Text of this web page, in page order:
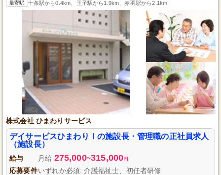
最寄駅 十条駅から0.4km、王子駅から1.9km、赤羽駅から2.1km
株式会社 ひまわりサービス
デイサービスひまわりⅠの施設長・管理職の正社員求人
（施設長）
給与 月給 275,000~315,000円
応募要件いずれか必須: 介護福祉士、初任者研修